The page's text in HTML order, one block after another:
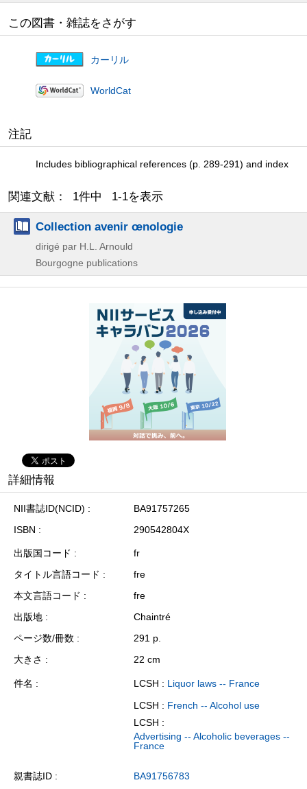
この図書・雑誌をさがす
カーリル
WorldCat
注記
Includes bibliographical references (p. 289-291) and index
関連文献： 1件中 1-1を表示
Collection avenir œnologie
dirigé par H.L. Arnould
Bourgogne publications
詳細情報
NII書誌ID(NCID)
BA91757265
ISBN
290542804X
出版国コード
fr
タイトル言語コード
fre
本文言語コード
fre
出版地
Chaintré
ページ数/冊数
291 p.
大きさ
22 cm
件名 LCSH : Liquor laws -- France
LCSH : French -- Alcohol use
LCSH :
Advertising -- Alcoholic beverages --
France
親書誌ID BA91756783